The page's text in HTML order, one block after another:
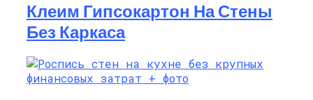
Клеим Гипсокартон На Стены
Без Каркаса